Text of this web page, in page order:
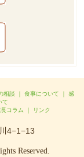
相談 ｜ 食事について ｜ 感
て
長コラム ｜ リンク
4−1−13
Reserved.